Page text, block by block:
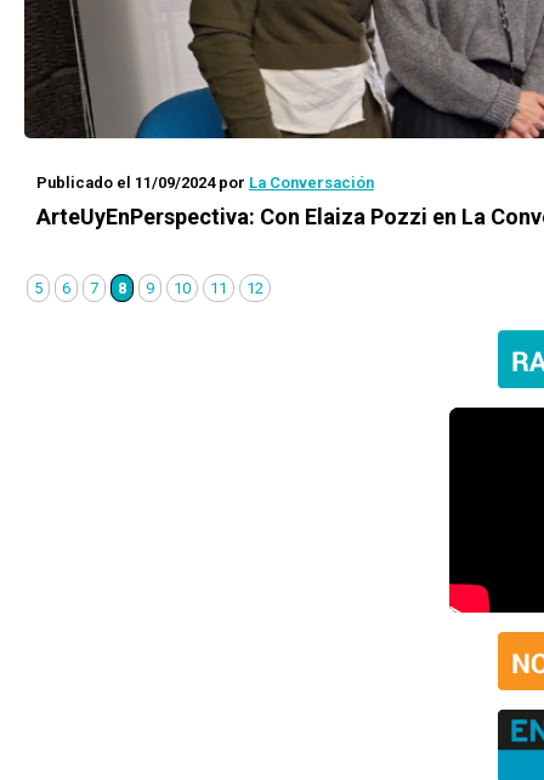
Publicado el 11/09/2024por La Conversación
ArteUyEnPerspectiva: Con Elaiza Pozzi en La
5 6 7 8 9 10 11 12